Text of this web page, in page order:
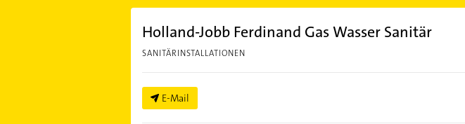
Holland-Jobb Ferdinand Gas Wasser Sanitär
SANITÄRINSTALLATIONEN
E-Mail